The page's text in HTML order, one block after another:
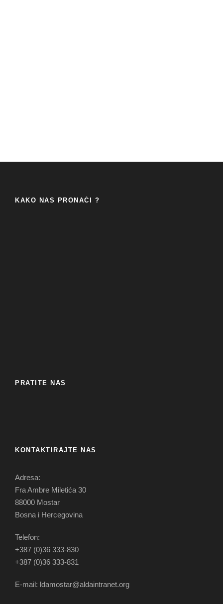
KAKO NAS PRONAĆI ?
PRATITE NAS
KONTAKTIRAJTE NAS
Adresa:
Fra Ambre Miletića 30
88000 Mostar
Bosna i Hercegovina
Telefon:
+387 (0)36 333-830
+387 (0)36 333-831
E-mail: ldamostar@aldaintranet.org